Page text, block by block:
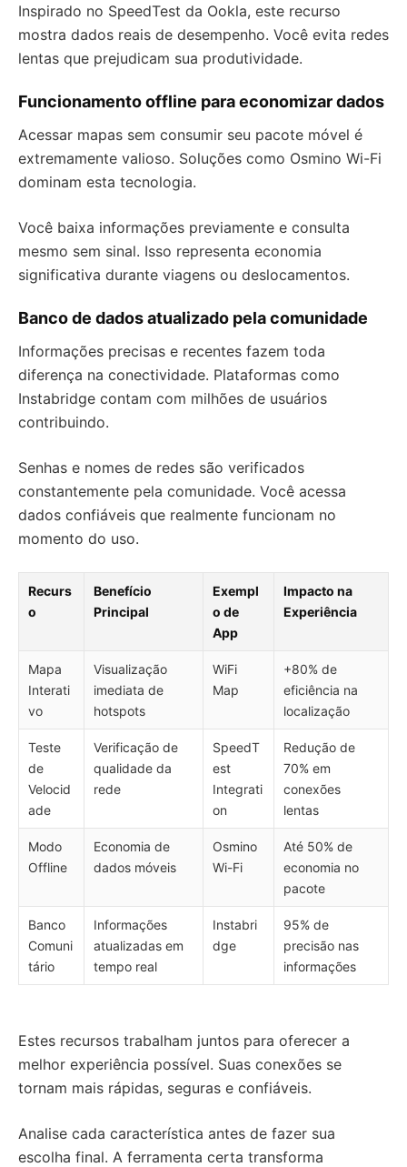
Inspirado no SpeedTest da Ookla, este recurso
mostra dados reais de desempenho. Você evita redes
lentas que prejudicam sua produtividade.
Funcionamento offline para economizar dados
Acessar mapas sem consumir seu pacote móvel é
extremamente valioso. Soluções como Osmino Wi-Fi
dominam esta tecnologia.
Você baixa informações previamente e consulta
mesmo sem sinal. Isso representa economia
significativa durante viagens ou deslocamentos.
Banco de dados atualizado pela comunidade
Informações precisas e recentes fazem toda
diferença na conectividade. Plataformas como
Instabridge contam com milhões de usuários
contribuindo.
Senhas e nomes de redes são verificados
constantemente pela comunidade. Você acessa
dados confiáveis que realmente funcionam no
momento do uso.
Recurs
o
Benefício
Principal
Exempl
o de
App
Impacto na
Experiência
Mapa
Interati
vo
Visualização
imediata de
hotspots
WiFi
Map
+80% de
eficiência na
localização
Teste
de
Velocid
ade
Verificação de
qualidade da
rede
SpeedT
est
Integrati
on
Redução de
70% em
conexões
lentas
Modo
Offline
Economia de
dados móveis
Osmino
Wi-Fi
Até 50% de
economia no
pacote
Banco
Comuni
tário
Informações
atualizadas em
tempo real
Instabri
dge
95% de
precisão nas
informações
Estes recursos trabalham juntos para oferecer a
melhor experiência possível. Suas conexões se
tornam mais rápidas, seguras e confiáveis.
Analise cada característica antes de fazer sua
escolha final. A ferramenta certa transforma